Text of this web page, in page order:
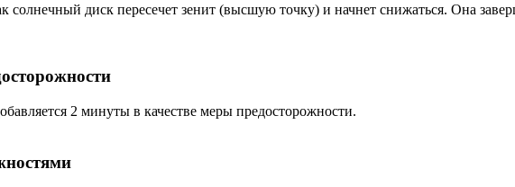
солнечный диск пересечет зенит (высшую точку) и начнет снижаться. Она
2 минуты в качестве меры предосторожности.